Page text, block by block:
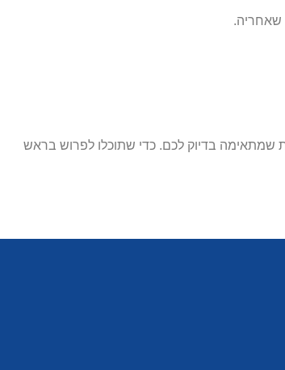
שאחריה.
שמתאימה בדיוק לכם. כדי שתוכלו לפרוש בראש